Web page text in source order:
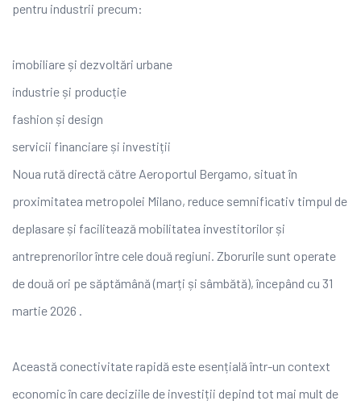
pentru industrii precum:
imobiliare și dezvoltări urbane
industrie și producție
fashion și design
servicii financiare și investiții
Noua rută directă către Aeroportul Bergamo, situat în
proximitatea metropolei Milano, reduce semnificativ timpul de
deplasare și facilitează mobilitatea investitorilor și
antreprenorilor între cele două regiuni. Zborurile sunt operate
de două ori pe săptămână (marți și sâmbătă), începând cu 31
martie 2026 .
Această conectivitate rapidă este esențială într-un context
economic în care deciziile de investiții depind tot mai mult de